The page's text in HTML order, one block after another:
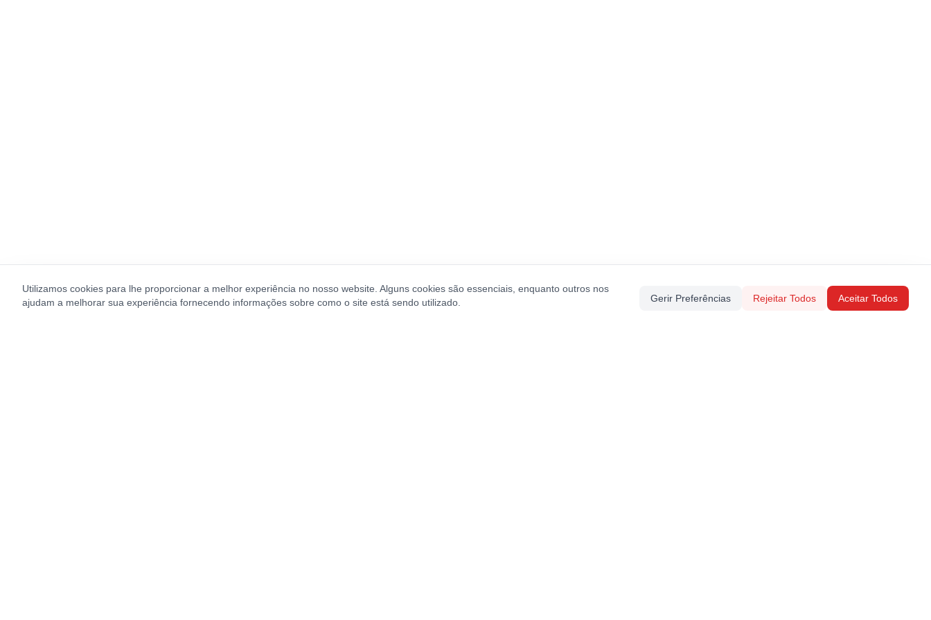
Utilizamos cookies para lhe proporcionar a melhor experiência no nosso website. Alguns cookies são essenciais, enquanto outros nos
ajudam a melhorar sua experiência fornecendo informações sobre como o site está sendo utilizado.
Gerir Preferências Rejeitar Todos Aceitar Todos